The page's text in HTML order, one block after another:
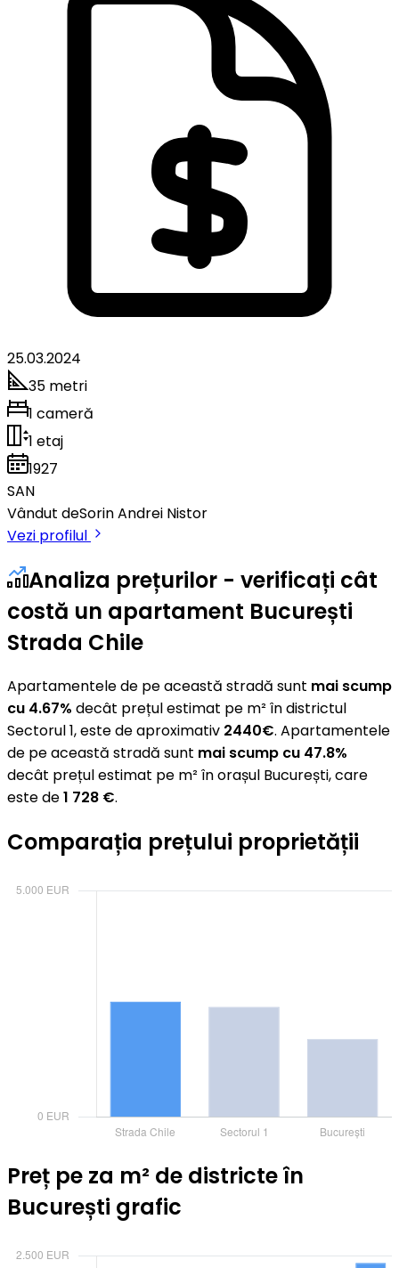
25.03.2024
35 metri
1 cameră
1 etaj
1927
SAN
Vândut deSorin Andrei Nistor
Vezi profilul
Analiza prețurilor - verificați cât
costă un apartament București
Strada Chile
Apartamentele de pe această stradă sunt mai scump
cu 4.67% decât prețul estimat pe m² în districtul
Sectorul 1, este de aproximativ 2440€. Apartamentele
de pe această stradă sunt mai scump cu 47.8%
decât prețul estimat pe m² în orașul București, care
este de1 728 €.
Comparația prețului proprietății
Preț pe za m² de districte în
București grafic